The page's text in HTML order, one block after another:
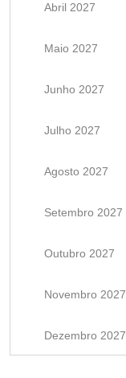
Abril 2027
Maio 2027
Junho 2027
Julho 2027
Agosto 2027
Setembro 2027
Outubro 2027
Novembro 2027
Dezembro 2027